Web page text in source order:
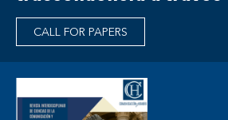
CALL FOR PAPERS